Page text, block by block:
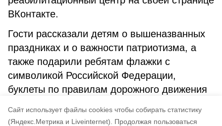
Cайт использует файлы cookies чтобы собирать статистику
(Яндекс.Метрика и Liveinternet).
Продолжая пользоваться
ВКонтакте.
Гости рассказали детям о вышеназванных
праздниках и о важности патриотизма, а
также подарили ребятам флажки с
символикой Российской Федерации,
буклеты по правилам дорожного движения
травматизма, а также раскраски.